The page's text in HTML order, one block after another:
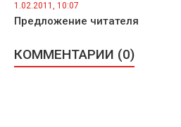
1.02.2011, 10:07
Предложение читателя
КОММЕНТАРИИ (0)